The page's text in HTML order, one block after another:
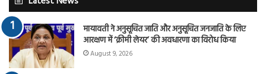
मायावती ने अनुसूचित जाति और अनुसूचित जनजाति के लिए
आरक्षण में ‘क्रीमी लेयर’ की अवधारणा का विरोध किया
August 9, 2026